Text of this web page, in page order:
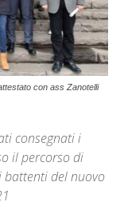
con ass Zanotelli
consegnati i
il percorso di
del nuovo